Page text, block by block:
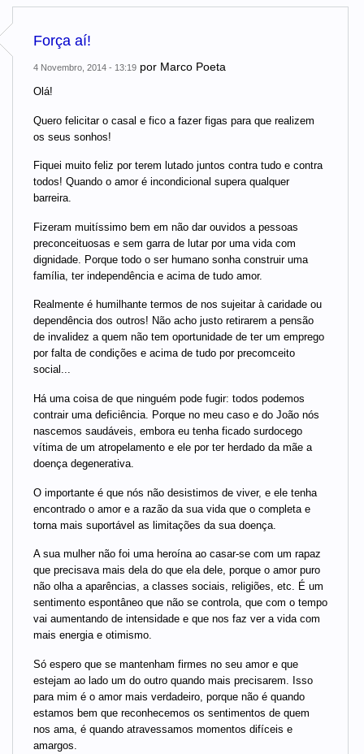
Força aí!
4 Novembro, 2014 - 13:19 por Marco Poeta
Olá!
Quero felicitar o casal e fico a fazer figas para que realizem
os seus sonhos!
Fiquei muito feliz por terem lutado juntos contra tudo e contra
todos! Quando o amor é incondicional supera qualquer
barreira.
Fizeram muitíssimo bem em não dar ouvidos a pessoas
preconceituosas e sem garra de lutar por uma vida com
dignidade. Porque todo o ser humano sonha construir uma
família, ter independência e acima de tudo amor.
Realmente é humilhante termos de nos sujeitar à caridade ou
dependência dos outros! Não acho justo retirarem a pensão
de invalidez a quem não tem oportunidade de ter um emprego
por falta de condições e acima de tudo por precomceito
social...
Há uma coisa de que ninguém pode fugir: todos podemos
contrair uma deficiência. Porque no meu caso e do João nós
nascemos saudáveis, embora eu tenha ficado surdocego
vítima de um atropelamento e ele por ter herdado da mãe a
doença degenerativa.
O importante é que nós não desistimos de viver, e ele tenha
encontrado o amor e a razão da sua vida que o completa e
torna mais suportável as limitações da sua doença.
A sua mulher não foi uma heroína ao casar-se com um rapaz
que precisava mais dela do que ela dele, porque o amor puro
não olha a aparências, a classes sociais, religiões, etc. É um
sentimento espontâneo que não se controla, que com o tempo
vai aumentando de intensidade e que nos faz ver a vida com
mais energia e otimismo.
Só espero que se mantenham firmes no seu amor e que
estejam ao lado um do outro quando mais precisarem. Isso
para mim é o amor mais verdadeiro, porque não é quando
estamos bem que reconhecemos os sentimentos de quem
nos ama, é quando atravessamos momentos difíceis e
amargos.